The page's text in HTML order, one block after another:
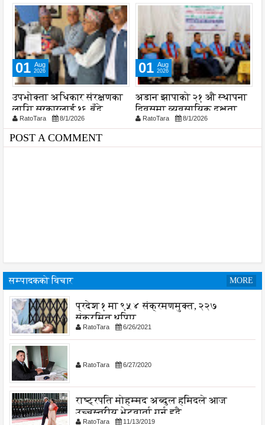
01 Aug
2026
अडान झापाको २१ औ स्थापना
दिवसमा व्यवसायिक दक्षता,
विश्वसनीयता र गुणस्तरमा
जोड
RatoTara 8/1/2026
05 Aug
2026
नेपाल आयल निगमको
प्रादेशिक कार्यालयमा छापा
RatoTara 8/5/2026
POST A COMMENT
सम्पादकको विचार MORE
प्रदेश १ मा ९५४ संक्रमणमुक्त, २२७
संक्रमित थपिए
RatoTara 6/26/2021
RatoTara 6/27/2020
राष्ट्रपति मोहम्मद अब्दुल हमिदले आज
उच्चस्तरीय भेटवार्ता गर्नु हुदै,
RatoTara 11/13/2019